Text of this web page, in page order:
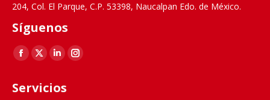
204, Col. El Parque, C.P. 53398, Naucalpan Edo. de México.
Síguenos
Find us on:
Facebook
opens
X
opens
Linkedin
opens
Instagram
Servicios